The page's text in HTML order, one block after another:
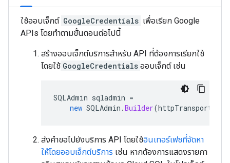
ใช้ออบเจ็กต์ GoogleCredentials เพื่อเรียก Google
APIs โดยทำตามขั้นตอนต่อไปนี้
สร้างออบเจ็กต์บริการสำหรับ API ที่ต้องการเรียกใช้
โดยใช้ GoogleCredentials ออบเจ็กต์ เช่น
SQLAdmin sqladmin =
new SQLAdmin .Builder(httpTransport
ส่งคำขอไปยังบริการ API โดยใช้อินเทอร์เฟซที่จัดหา
ให้โดยออบเจ็กต์บริการ เช่น หากต้องการแสดงรายกา